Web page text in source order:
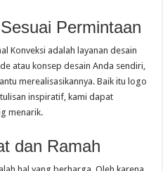
Permintaan
Konveksi adalah layanan desain
atau konsep desain Anda sendiri,
merealisasikannya. Baik itu logo
inspiratif, kami dapat
menarik.
dan Ramah